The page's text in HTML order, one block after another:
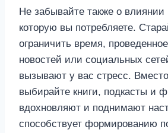
Не забывайте также о
которую вы потребляете.
ограничить время,
новостей или социальных
вызывают у вас стресс.
выбирайте книги, подкасты и
вдохновляют и поднимают
способствует формированию